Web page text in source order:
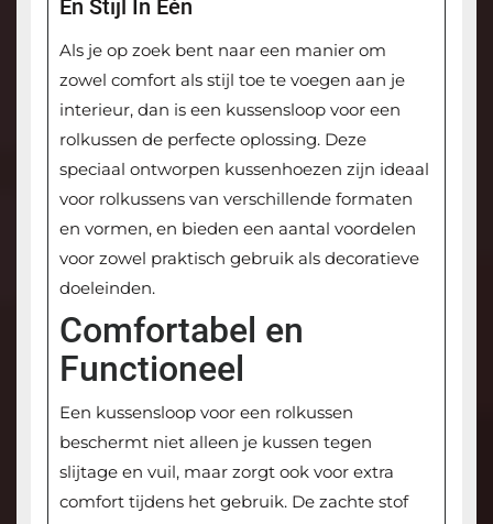
En Stijl In Één
Als je op zoek bent naar een manier om
zowel comfort als stijl toe te voegen aan je
interieur, dan is een kussensloop voor een
rolkussen de perfecte oplossing. Deze
speciaal ontworpen kussenhoezen zijn ideaal
voor rolkussens van verschillende formaten
en vormen, en bieden een aantal voordelen
voor zowel praktisch gebruik als decoratieve
doeleinden.
Comfortabel en
Functioneel
Een kussensloop voor een rolkussen
beschermt niet alleen je kussen tegen
slijtage en vuil, maar zorgt ook voor extra
comfort tijdens het gebruik. De zachte stof